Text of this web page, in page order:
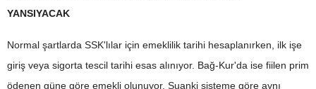
YANSIYACAK
Normal şartlarda SSK'lılar için emeklilik tarihi hesaplanırken, ilk işe
giriş veya sigorta tescil tarihi esas alınıyor. Bağ-Kur'da ise fiilen prim
ödenen güne göre emekli olunuyor. Şuanki sisteme göre aynı